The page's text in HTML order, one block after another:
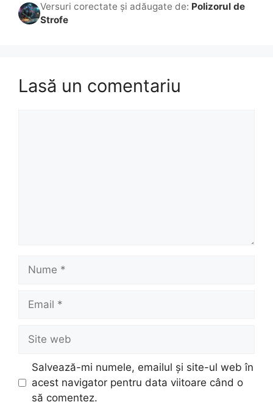
Versuri corectate și adăugate de: Polizorul de
Strofe
Lasă un comentariu
Nume
Email
Site
web
Salvează-mi numele, emailul și site-ul web în
acest navigator pentru data viitoare când o
să comentez.